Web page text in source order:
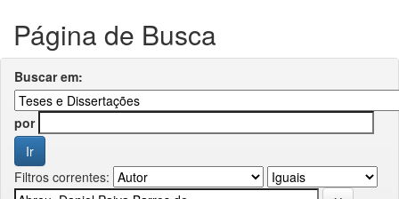
Página de Busca
Buscar em:
por
Filtros correntes: